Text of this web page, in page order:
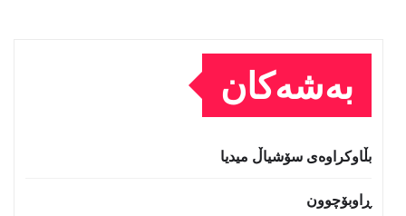
بەشەکان
بڵاوکراوەی سۆشیاڵ میدیا
ڕاوبۆچوون